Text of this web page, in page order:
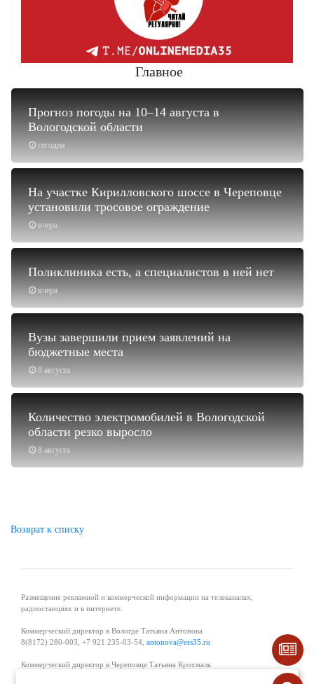
Главное
сегодня
Прогноз погоды на 10–14 августа в
Вологодской области
вчера
На участке Кирилловского шоссе в Череповце
установили тросовое ограждение
вчера
Поликлиника есть, а специалистов в ней нет
8 августа
Вузы завершили прием заявлений на
бюджетные места
8 августа
Количество электромобилей в Вологодской
области резко выросло
Возврат к списку
Размещение рекламной и коммерческой информации на телеканалах,
радиостанциях и в интернете.
Коммерческий директор в Вологде Татьяна Антонова
8(8172) 280-003, +7 921 235-03-54, antonova@ers35.ru
Коммерческий директор в Череповце Татьяна Крохмаль